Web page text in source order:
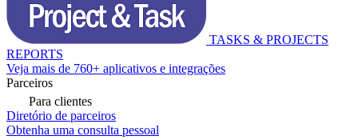
TASKS & PROJECTS
REPORTS
Veja mais de 760+ aplicativos e integrações
Parceiros
Para clientes
Diretório de parceiros
Obtenha uma consulta pessoal